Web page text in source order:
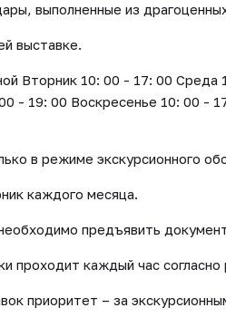
выполненные из
выставке.
Вторник 10: 00 - 17: 00 Среда
- 19: 00 Воскресенье 10: 00 -
в режиме экскурсионного
каждого месяца.
предъявить
проходит каждый час
приоритет – за